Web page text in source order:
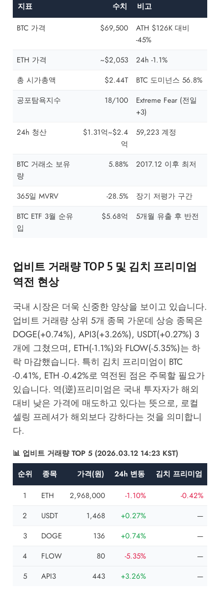
지표
수치
비고
BTC 가격
$69,500
ATH $126K 대비
-45%
ETH 가격
~$2,053
24h -1.1%
총 시가총액
$2.44T
BTC 도미넌스 56.8%
공포탐욕지수
18/100
Extreme Fear (전일
+3)
24h 청산
$1.31억~$2.4
억
59,223 계정
BTC 거래소 보유
량
5.88% 2017.12 이후 최저
365일 MVRV -28.5%
장기 저평가 구간
BTC ETF 3월 순유
입
$5.68억 5개월 유출 후 반전
업비트 거래량 TOP 5 및 김치 프리미엄
역전 현상
국내 시장은 더욱 신중한 양상을 보이고 있습니다.
업비트 거래량 상위 5개 종목 가운데 상승 종목은
DOGE(+0.74%), API3(+3.26%), USDT(+0.27%) 3
개에 그쳤으며, ETH(-1.1%)와 FLOW(-5.35%)는 하
락 마감했습니다. 특히 김치 프리미엄이 BTC
-0.41%, ETH -0.42%로 역전된 점은 주목할 필요가
있습니다. 역(逆)프리미엄은 국내 투자자가 해외
대비 낮은 가격에 매도하고 있다는 뜻으로, 로컬
셀링 프레셔가 해외보다 강하다는 것을 의미합니
다.
📊 업비트 거래량 TOP 5 (2026.03.12 14:23 KST)
순위
종목 가격(원) 24h 변동
김치 프리미엄
1
ETH 2,968,000 -1.10%
-0.42%
2
USDT 1,468 +0.27%
—
3
DOGE 136 +0.74%
—
4
FLOW 80 -5.35%
—
5
API3 443 +3.26% —